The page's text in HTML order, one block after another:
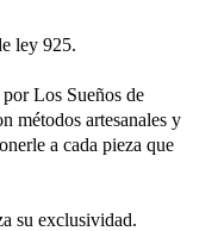
ley 925.
Los Sueños de
métodos artesanales y
a cada pieza que
su exclusividad.